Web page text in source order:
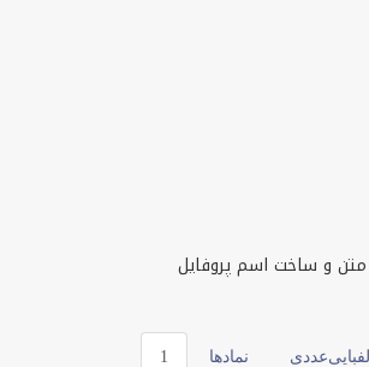
برای تزیین متن و ساخت اسم پروفایل
1 نمادها الفبایی‌عددی